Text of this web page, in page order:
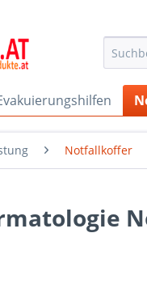
Notfallkoffer